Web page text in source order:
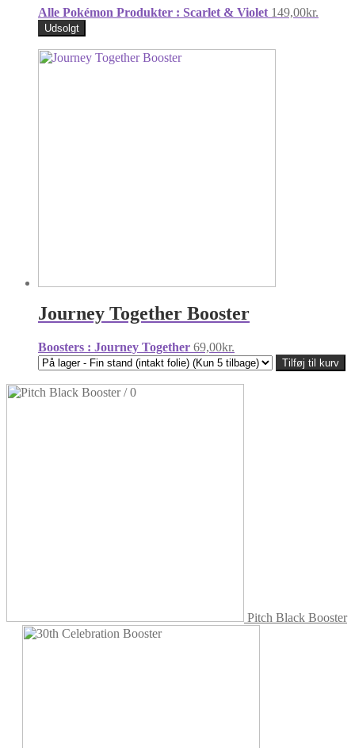
Alle Pokémon Produkter : Scarlet & Violet 149,00kr.
Udsolgt
Journey Together Booster
Boosters : Journey Together 69,00kr.
Tilføj til kurv
Pitch Black Booster